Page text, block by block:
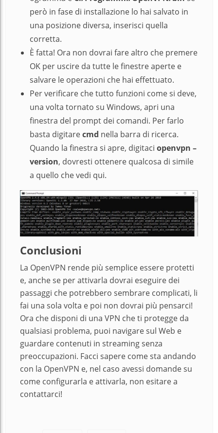
però in fase di installazione lo hai salvato in
una posizione diversa, inserisci quella
corretta.
È fatta! Ora non dovrai fare altro che premere
OK per uscire da tutte le finestre aperte e
salvare le operazioni che hai effettuato.
Per verificare che tutto funzioni come si deve,
una volta tornato su Windows, apri una
finestra del prompt dei comandi. Per farlo
basta digitarecmd nella barra di ricerca.
Quando la finestra si apre, digitaci openvpn –
version, dovresti ottenere qualcosa di simile
a quello che vedi qui.
Conclusioni
La OpenVPN rende più semplice essere protetti
e, anche se per attivarla dovrai eseguire dei
passaggi che potrebbero sembrare complicati, li
fai una sola volta e poi non dovrai più pensarci!
Ora che disponi di una VPN che ti protegge da
qualsiasi problema, puoi navigare sul Web e
guardare contenuti in streaming senza
preoccupazioni. Facci sapere come sta andando
con la OpenVPN e, nel caso avessi domande su
come configurarla e attivarla, non esitare a
contattarci!